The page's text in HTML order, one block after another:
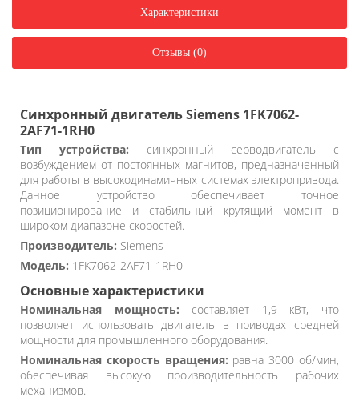
Характеристики
Отзывы (0)
Синхронный двигатель Siemens 1FK7062-
2AF71-1RH0
Тип устройства: синхронный серводвигатель с
возбуждением от постоянных магнитов, предназначенный
для работы в высокодинамичных системах электропривода.
Данное устройство обеспечивает точное
позиционирование и стабильный крутящий момент в
широком диапазоне скоростей.
Производитель: Siemens
Модель: 1FK7062-2AF71-1RH0
Основные характеристики
Номинальная мощность: составляет 1,9 кВт, что
позволяет использовать двигатель в приводах средней
мощности для промышленного оборудования.
Номинальная скорость вращения: равна 3000 об/мин,
обеспечивая высокую производительность рабочих
механизмов.